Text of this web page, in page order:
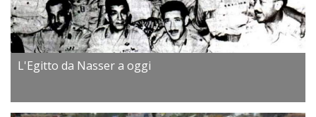
L'Egitto da Nasser a oggi